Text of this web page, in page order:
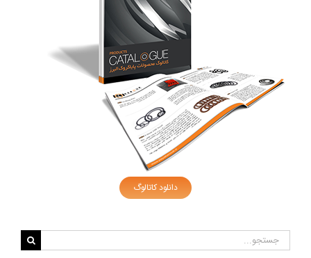
دانلود کاتالوگ
جستجو
برای: